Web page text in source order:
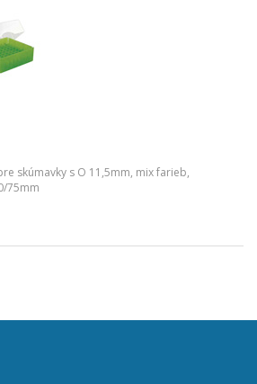
skúmavky s O 11,5mm, mix farieb,
75mm